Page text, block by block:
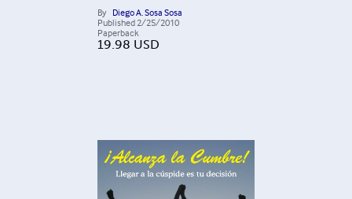
By Diego A. Sosa Sosa
Published 2/25/2010
Paperback
19.98 USD